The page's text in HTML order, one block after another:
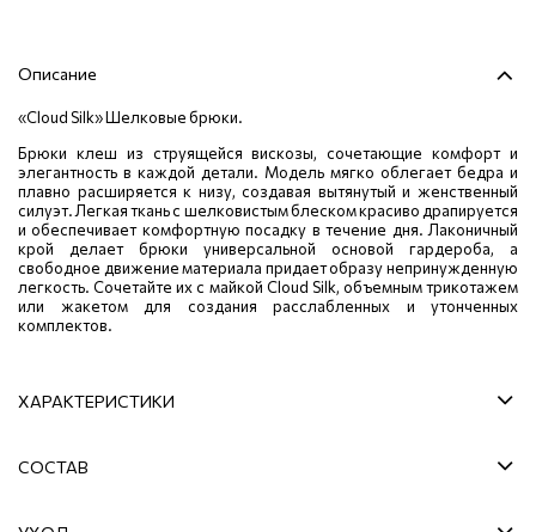
Описание
«Cloud Silk» Шелковые брюки.
Брюки клеш из струящейся вискозы, сочетающие комфорт и
элегантность в каждой детали. Модель мягко облегает бедра и
плавно расширяется к низу, создавая вытянутый и женственный
силуэт. Легкая ткань с шелковистым блеском красиво драпируется
и обеспечивает комфортную посадку в течение дня. Лаконичный
крой делает брюки универсальной основой гардероба, а
свободное движение материала придает образу непринужденную
легкость. Сочетайте их с майкой Cloud Silk, объемным трикотажем
или жакетом для создания расслабленных и утонченных
комплектов.
ХАРАКТЕРИСТИКИ
СОСТАВ